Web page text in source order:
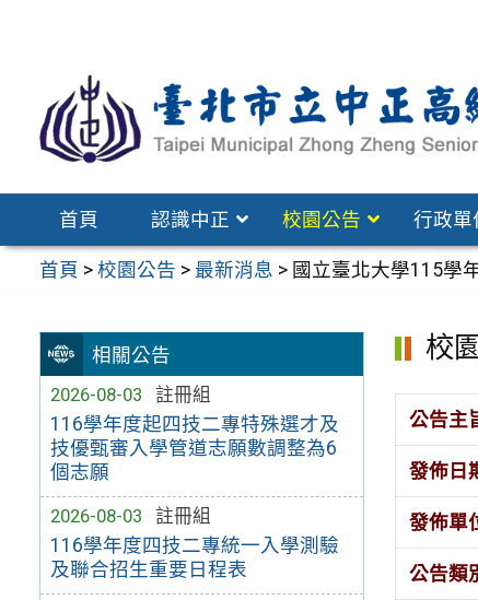
區
首頁 認識中正 校園公告 行政單
首頁 >校園公告 > 最新消息 > 國立臺北大學115學
相關公告
2026-08-03
註冊組
116學年度起四技二專特殊選才及
技優甄審入學管道志願數調整為6
個志願
2026-08-03
註冊組
116學年度四技二專統一入學測驗
及聯合招生重要日程表
校
公告主
發佈日
發佈單
公告類